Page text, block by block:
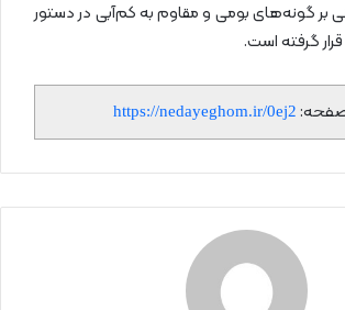
بر گونه‌های بومی و مقاوم به کم‌آبی در دستور
گرفته است.
صفحه: https://nedayeghom.ir/0ej2